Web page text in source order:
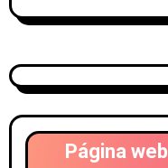
Página